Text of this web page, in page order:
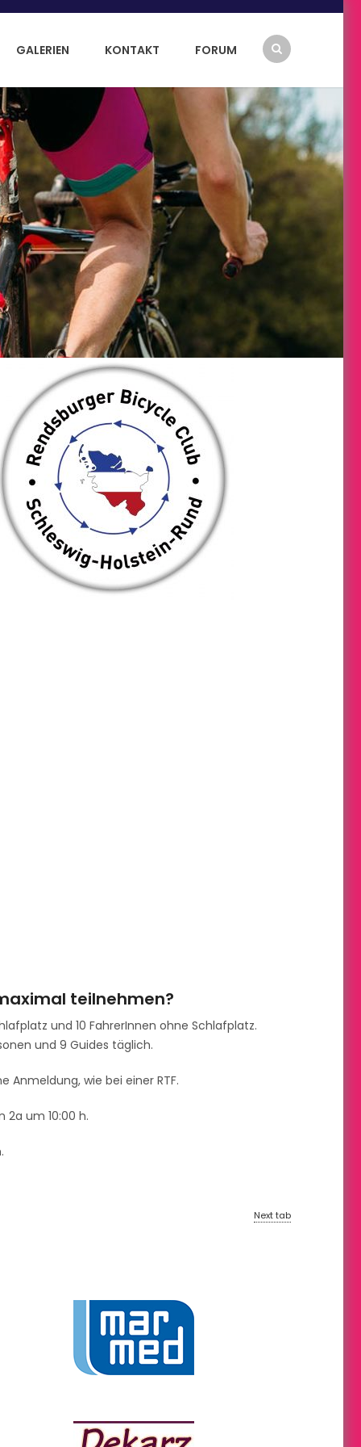
GALERIEN KONTAKT FORUM
teilnehmen?
und 10 FahrerInnen ohne Schlafplatz.
und 9 Guides täglich.
wie bei einer RTF.
2a um 10:00 h.
Next tab